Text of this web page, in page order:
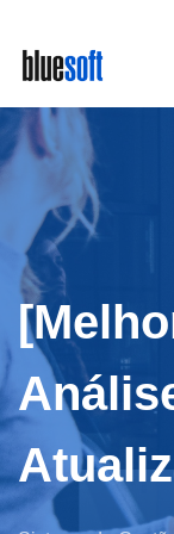
main
content